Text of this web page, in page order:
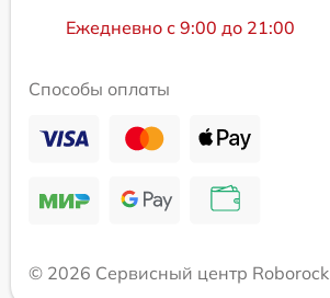
Ежедневно с 9:00 до 21:00
Способы оплаты
© 2026 Сервисный центр Roborock